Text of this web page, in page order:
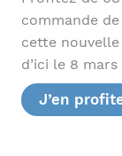
commande
cette
d’ici le 8
J’en